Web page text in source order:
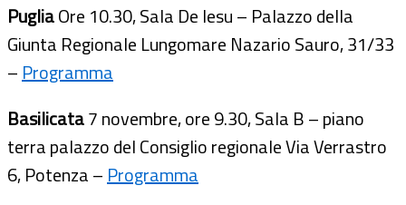
PugliaOre 10.30, Sala De Iesu – Palazzo della
Giunta Regionale Lungomare Nazario Sauro, 31/33
– Programma
Basilicata7 novembre, ore 9.30, Sala B – piano
terra palazzo del Consiglio regionale Via Verrastro
6, Potenza – Programma